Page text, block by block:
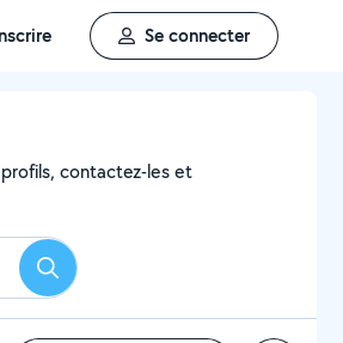
Se connecter
contactez-les et
Rechercher